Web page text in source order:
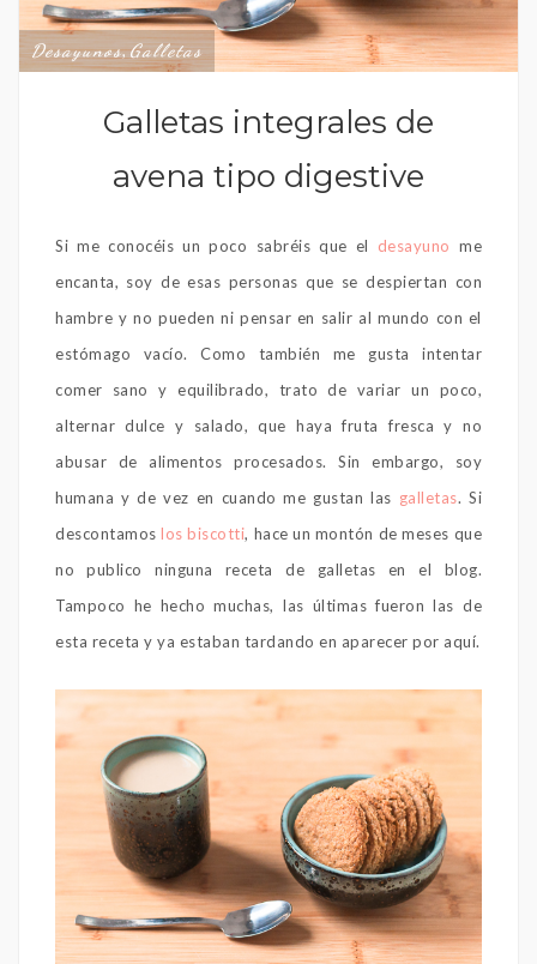
Desayunos,Galletas
Galletas integrales de
avena tipo digestive
Si me conocéis un poco sabréis que el desayuno me
encanta, soy de esas personas que se despiertan con
hambre y no pueden ni pensar en salir al mundo con el
estómago vacío. Como también me gusta intentar
comer sano y equilibrado, trato de variar un poco,
alternar dulce y salado, que haya fruta fresca y no
abusar de alimentos procesados. Sin embargo, soy
humana y de vez en cuando me gustan las galletas. Si
descontamos los biscotti, hace un montón de meses que
no publico ninguna receta de galletas en el blog.
Tampoco he hecho muchas, las últimas fueron las de
esta receta y ya estaban tardando en aparecer por aquí.